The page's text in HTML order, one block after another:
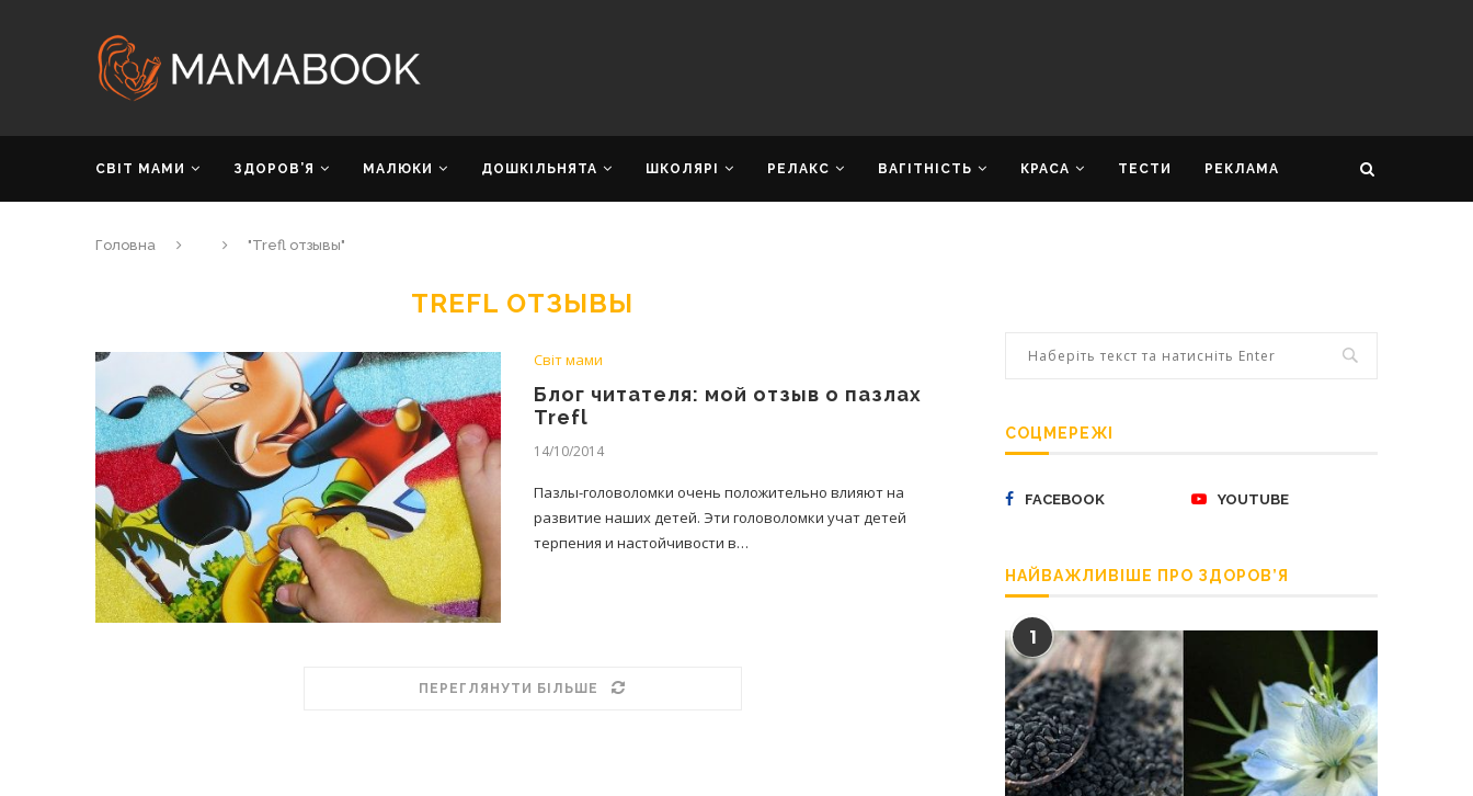
СВІТ МАМИ ЗДОРОВ’Я МАЛЮКИ ДОШКІЛЬНЯТА ШКОЛЯРІ РЕЛАКС ВАГІТНІСТЬ КРАСА ТЕСТИ РЕКЛАМА
Головна "Trefl отзывы"
TREFL ОТЗЫВЫ
Світ мами
Блог читателя: мой отзыв о пазлах
Trefl
14/10/2014
Пазлы-головоломки очень положительно влияют на
развитие наших детей. Эти головоломки учат детей
терпения и настойчивости в…
ПЕРЕГЛЯНУТИ БІЛЬШЕ
СОЦМЕРЕЖІ
FACEBOOK YOUTUBE
НАЙВАЖЛИВІШЕ ПРО ЗДОРОВ’Я
1